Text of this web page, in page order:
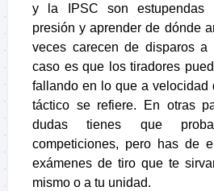
y la IPSC son estupendas
presión y aprender de dónde
veces carecen de disparos a
caso es que los tiradores
fallando en lo que a velocidad
táctico se refiere. En otras
dudas tienes que
competiciones, pero has de
exámenes de tiro que te
mismo o a tu unidad.